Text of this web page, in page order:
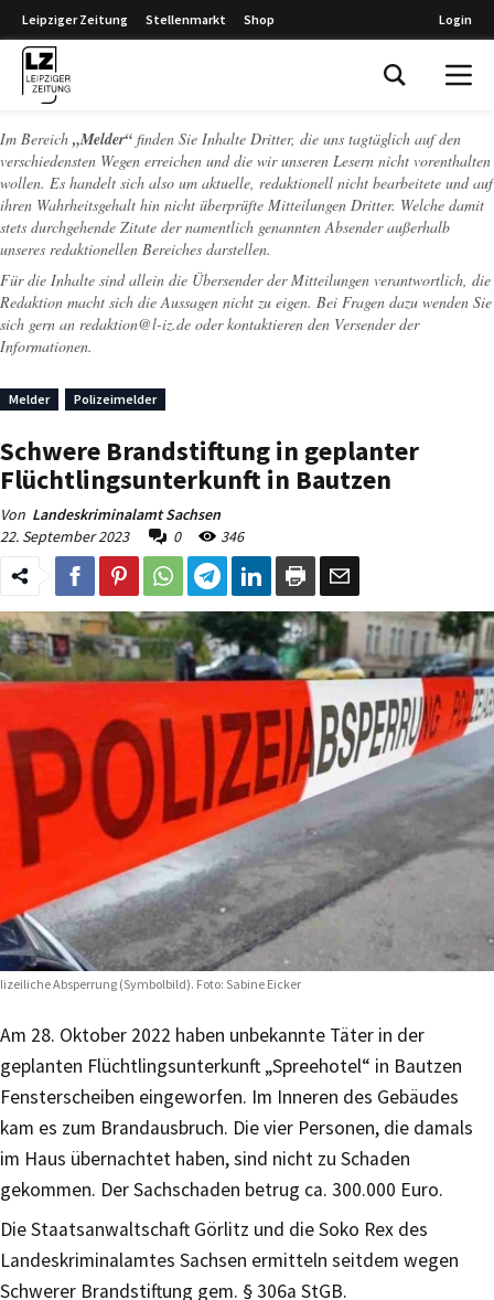
Leipziger Zeitung Stellenmarkt Shop Login
Im Bereich „Melder“ finden Sie Inhalte Dritter, die uns tagtäglich auf den
verschiedensten Wegen erreichen und die wir unseren Lesern nicht vorenthalten
wollen. Es handelt sich also um aktuelle, redaktionell nicht bearbeitete und auf
ihren Wahrheitsgehalt hin nicht überprüfte Mitteilungen Dritter. Welche damit
stets durchgehende Zitate der namentlich genannten Absender außerhalb
unseres redaktionellen Bereiches darstellen.
Für die Inhalte sind allein die Übersender der Mitteilungen verantwortlich, die
Redaktion macht sich die Aussagen nicht zu eigen. Bei Fragen dazu wenden Sie
sich gern an redaktion@l-iz.de oder kontaktieren den Versender der
Informationen.
Melder Polizeimelder
Schwere Brandstiftung in geplanter
Flüchtlingsunterkunft in Bautzen
Von Landeskriminalamt Sachsen
22. September 2023
0 346
Absperrung (Symbolbild). Foto: Sabine Eicker
Am 28. Oktober 2022 haben unbekannte Täter in der
geplanten Flüchtlingsunterkunft „Spreehotel“ in Bautzen
Fensterscheiben eingeworfen. Im Inneren des Gebäudes
kam es zum Brandausbruch. Die vier Personen, die damals
im Haus übernachtet haben, sind nicht zu Schaden
gekommen. Der Sachschaden betrug ca. 300.000 Euro.
Die Staatsanwaltschaft Görlitz und die Soko Rex des
Landeskriminalamtes Sachsen ermitteln seitdem wegen
Schwerer Brandstiftung gem. § 306a StGB.